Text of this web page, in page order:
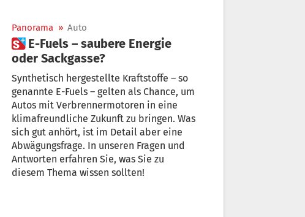
Panorama » Auto
 E-Fuels – saubere Energie
oder Sackgasse?
Synthetisch hergestellte Kraftstoffe – so
genannte E-Fuels – gelten als Chance, um
Autos mit Verbrennermotoren in eine
klimafreundliche Zukunft zu bringen. Was
sich gut anhört, ist im Detail aber eine
Abwägungsfrage. In unseren Fragen und
Antworten erfahren Sie, was Sie zu
diesem Thema wissen sollten!